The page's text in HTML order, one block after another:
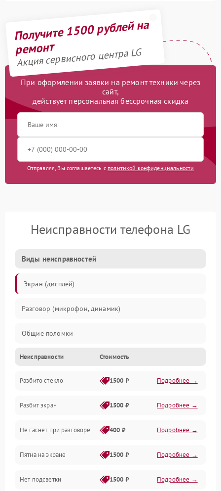
Получите 1500 рублей на
ремонт
Акция сервисного центра LG
При оформлении заявки на ремонт техники через
сайт,
действует персональная бессрочная скидка
Отправляя, Вы соглашаетесь с политикой конфиденциальности
Неисправности телефона LG
Виды неисправностей
Экран (дисплей)
Разговор (микрофон, динамик)
Общие поломки
Проблемы связи
Камеры
Проблемы с дисплеем и сенсором
Зарядка
Проблемы с питанием, зарядкой и аккумулятором
Проблемы с работой системы, корпусом и другие
Неисправности Стоимость
Разбито стекло 1500 ₽ Подробнее →
Разбит экран 1500 ₽ Подробнее →
Не гаснет при разговоре 400 ₽ Подробнее →
Пятна на экране 1500 ₽ Подробнее →
Нет подсветки 1500 ₽ Подробнее →